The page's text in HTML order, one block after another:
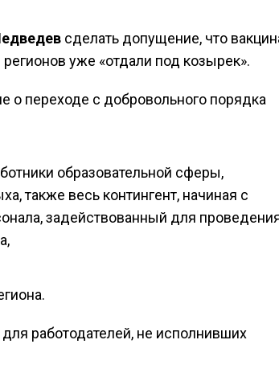
сделать допущение, что
уже «отдали под козырек».
о переходе с добровольного порядка
образовательной сферы,
также весь контингент, начиная с
задействованный для
для работодателей, не исполнивших